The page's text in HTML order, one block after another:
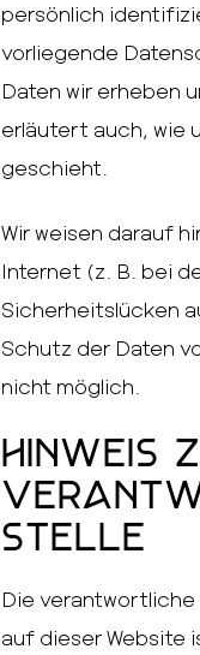
persönlich
vorliegende
Daten wir erheben
erläutert auch, wie
geschieht.
Wir weisen darauf
Internet (z. B. bei
Sicherheitslücken
Schutz der Daten
nicht möglich.
Hinweis
Stelle
Die
auf dieser Website